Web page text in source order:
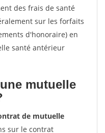
des frais de santé
sur les forfaits
d'honoraire) en
santé antérieur
mutuelle
de mutuelle
sur le contrat